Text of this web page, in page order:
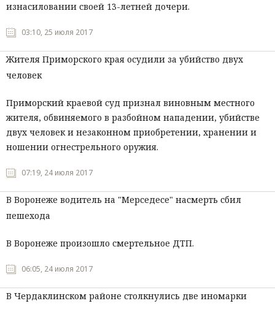
изнасиловании своей 13-летней дочери.
03:10, 25 июля 2017
Жителя Приморского края осудили за убийство двух
человек
Приморский краевой суд признал виновным местного
жителя, обвиняемого в разбойном нападении, убийстве
двух человек и незаконном приобретении, хранении и
ношении огнестрельного оружия.
07:19, 24 июля 2017
В Воронеже водитель на "Мерседесе" насмерть сбил
пешехода
В Воронеже произошло смертельное ДТП.
06:05, 24 июля 2017
В Чердаклинском районе столкнулись две иномарки